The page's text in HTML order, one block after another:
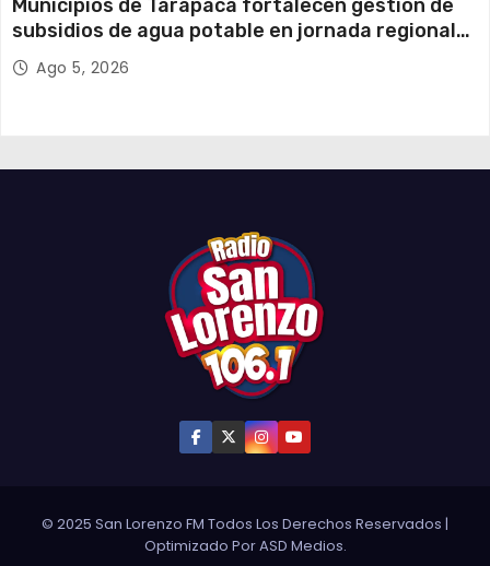
Municipios de Tarapacá fortalecen gestión de
subsidios de agua potable en jornada regional
organizada por Aguas del Altiplano y ANDESS
Ago 5, 2026
© 2025 San Lorenzo FM Todos Los Derechos Reservados |
Optimizado PorASD Medios.